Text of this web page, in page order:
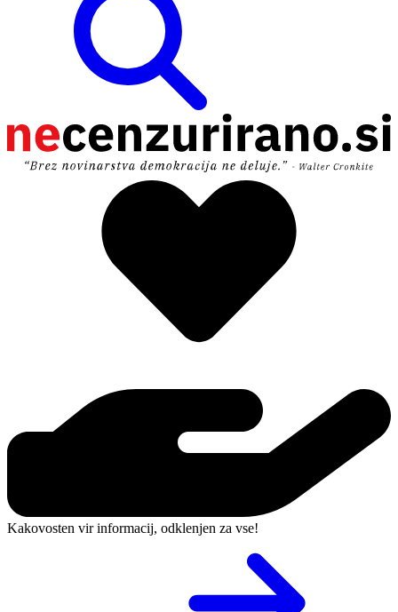
Kakovosten vir informacij, odklenjen za vse!